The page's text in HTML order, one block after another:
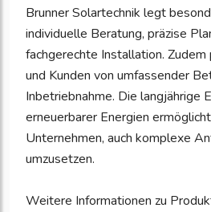
Brunner Solartechnik legt
individuelle Beratung, präzise
fachgerechte Installation.
und Kunden von umfassender
Inbetriebnahme. Die langjährige
erneuerbarer Energien
Unternehmen, auch komplexe
umzusetzen.
Weitere Informationen zu